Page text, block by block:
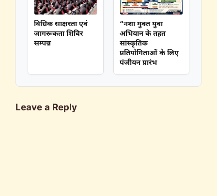
विधिक साक्षरता एवं
जागरूकता शिविर
सम्पन्न
“नशा मुक्त युवा
अभियान के तहत
सांस्कृतिक
प्रतियोगिताओं के लिए
पंजीयन प्रारंभ
Leave a Reply